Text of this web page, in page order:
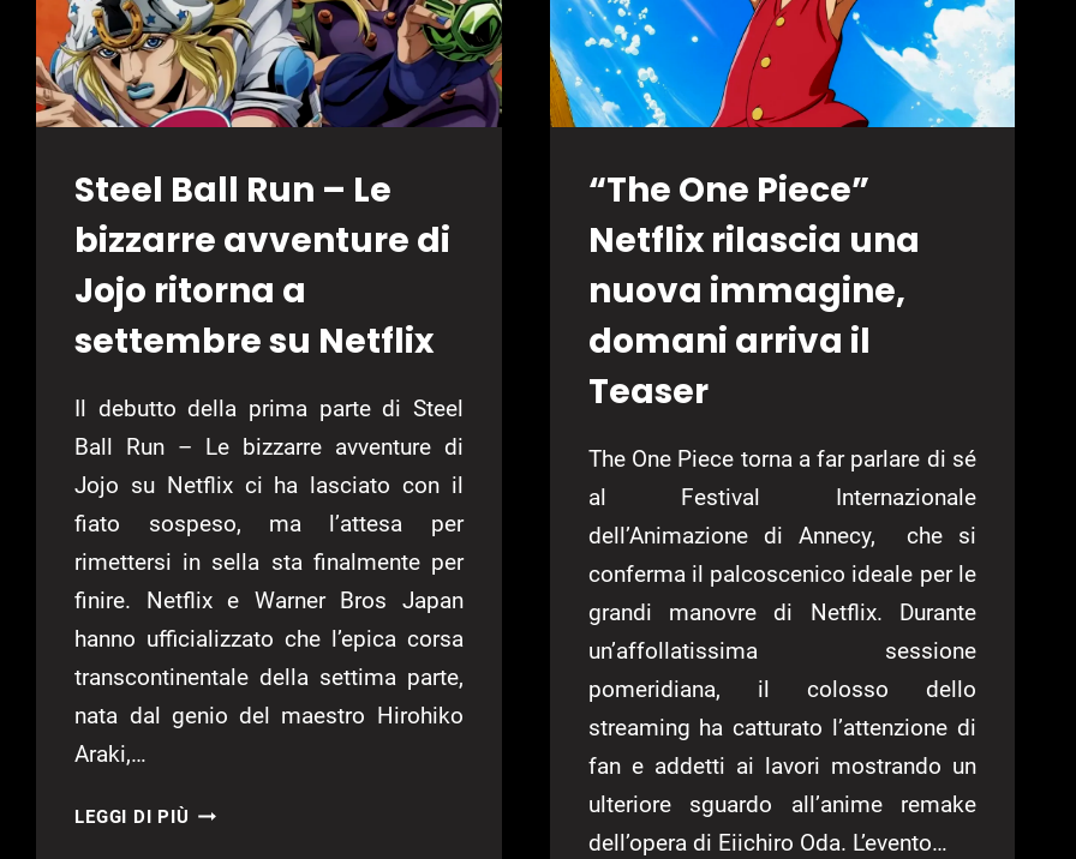
Steel Ball Run – Le
bizzarre avventure di
Jojo ritorna a
settembre su Netflix
Il debutto della prima parte di Steel
Ball Run – Le bizzarre avventure di
Jojo su Netflix ci ha lasciato con il
fiato sospeso, ma l’attesa per
rimettersi in sella sta finalmente per
finire. Netflix e Warner Bros Japan
hanno ufficializzato che l’epica corsa
transcontinentale della settima parte,
nata dal genio del maestro Hirohiko
Araki,…
LEGGI DI PIÙ STEEL
“The One Piece”
Netflix rilascia una
nuova immagine,
domani arriva il
Teaser
The One Piece torna a far parlare di sé
al Festival Internazionale
dell’Animazione di Annecy, che si
conferma il palcoscenico ideale per le
grandi manovre di Netflix. Durante
un’affollatissima sessione
pomeridiana, il colosso dello
streaming ha catturato l’attenzione di
fan e addetti ai lavori mostrando un
ulteriore sguardo all’anime remake
dell’opera di Eiichiro Oda. L’evento…